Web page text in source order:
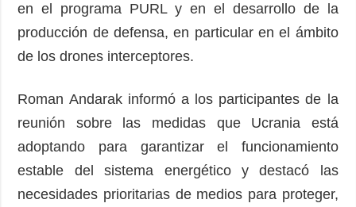
en el programa PURL y en el desarrollo de la
producción de defensa, en particular en el ámbito
de los drones interceptores.
Roman Andarak informó a los participantes de la
reunión sobre las medidas que Ucrania está
adoptando para garantizar el funcionamiento
estable del sistema energético y destacó las
necesidades prioritarias de medios para proteger,